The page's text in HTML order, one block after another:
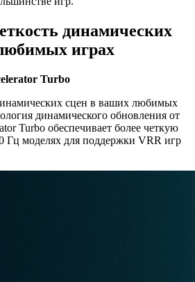
динамических
играх
Turbo
сцен в ваших любимых
динамического обновления от
Turbo обеспечивает более четкую
Гц моделях для поддержки VRR игр